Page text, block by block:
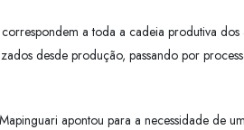
a toda a cadeia produtiva
desde produção, passando por
apontou para a necessidade de